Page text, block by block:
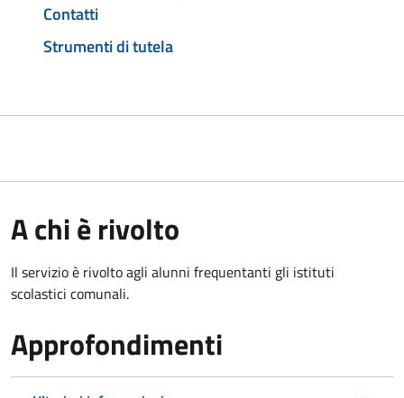
Contatti
Strumenti di tutela
A chi è rivolto
Il servizio è rivolto agli alunni frequentanti gli istituti
scolastici comunali.
Approfondimenti